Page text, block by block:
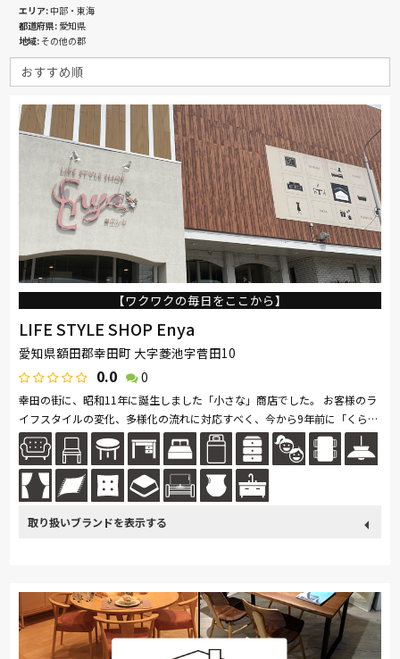
エリア 中部・東海
都道府県 愛知県
地域 その他の郡
【ワクワクの毎日をここから】
LIFE STYLE SHOP Enya
愛知県額田郡幸田町 大字菱池字菅田10
0.0 0
幸田の街に、昭和11年に誕生しました「小さな」商店でした。 お客様のラ
イフスタイルの変化、多様化の流れに対応すべく、今から9年前に「くらし
のすべてを提案するライフスタイルショップ」としてリニューアルオー...続
きを読む
SIMMONS 日本ベッド ナガノインテリア 綾野製作所
サンゲツ MASTERWAL PARAMOUNT BED 高野木工